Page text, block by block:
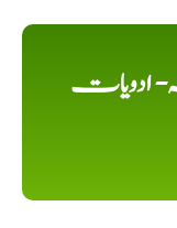
ادویات